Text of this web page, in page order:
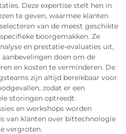
Deze expertise stelt hen in
te geven, waarmee klanten
van de meest geschikte
boorgemakken. Ze
en prestatie-evaluaties uit,
doen om de
en kosten te verminderen. De
zijn altijd bereikbaar voor
zodat er een
storingen optreedt.
en workshops worden
van klanten over bittechnologie
vergroten.